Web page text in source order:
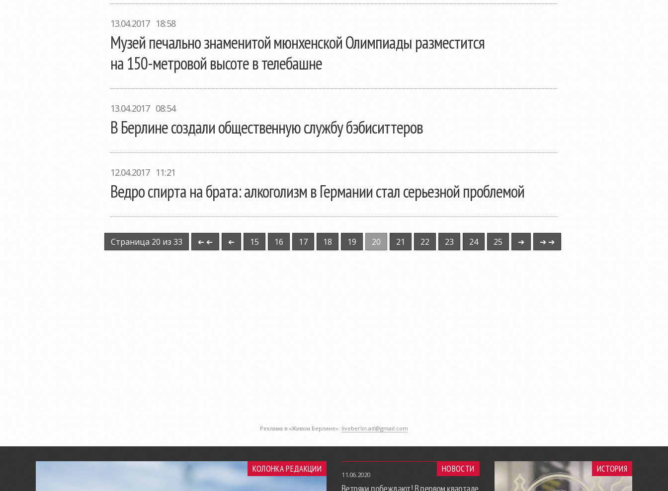
13.04.2017 18:58
Музей печально знаменитой мюнхенской Олимпиады разместится
на 150-метровой высоте в телебашне
13.04.2017 08:54
В Берлине создали общественную службу бэбиситтеров
12.04.2017 11:21
Ведро спирта на брата: алкоголизм в Германии стал серьезной проблемой
Страница 20 из 33 ➔ ➔ ➔ 15 16 17 18 19 20 21 22 23 24 25 ➔ ➔ ➔
Реклама в «Живом Берлине»: liveberlin.ad@gmail.com
КОЛОНКА РЕДАКЦИИ НОВОСТИ
11.06.2020
ИСТОРИЯ